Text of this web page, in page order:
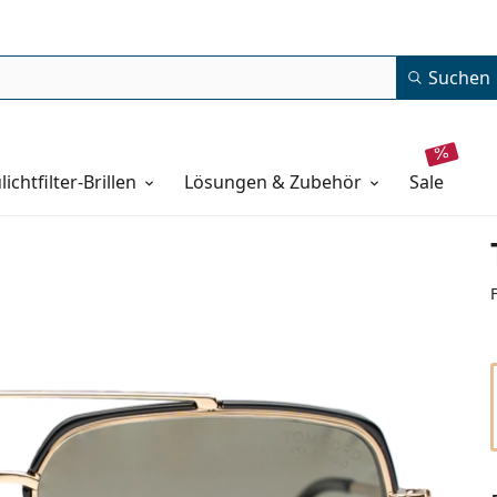
Suchen
Brillen Lösungen & Zubehör sale